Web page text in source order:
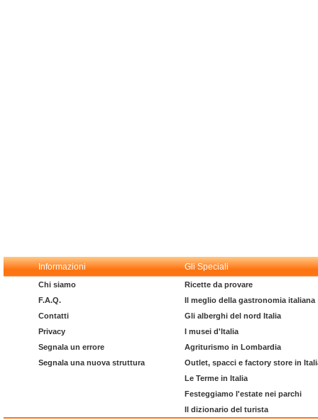
Informazioni Gli Speciali
Chi siamo
F.A.Q.
Contatti
Privacy
Segnala un errore
Segnala una nuova struttura
Ricette da provare
Il meglio della gastronomia italiana
Gli alberghi del nord Italia
I musei d'Italia
Agriturismo in Lombardia
Outlet, spacci e factory store in
Le Terme in Italia
Festeggiamo l'estate nei parchi
Il dizionario del turista